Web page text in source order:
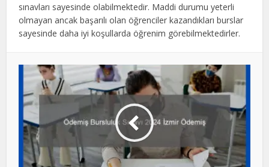
sınavları sayesinde olabilmektedir. Maddi durumu yeterli
olmayan ancak başarılı olan öğrenciler kazandıkları burslar
sayesinde daha iyi koşullarda öğrenim görebilmektedirler.